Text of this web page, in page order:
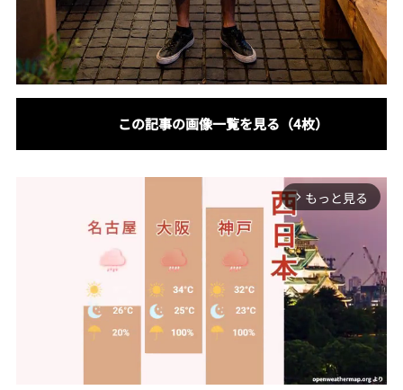
この記事の画像一覧を見る（4枚）
arrow_forward_ios もっと見る